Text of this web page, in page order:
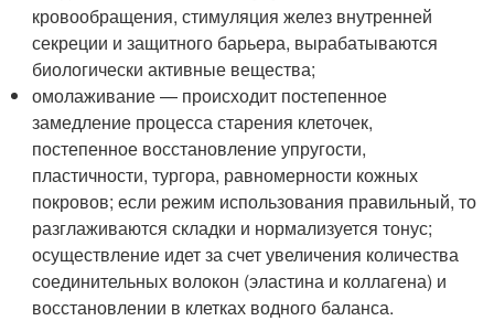
кровообращения, стимуляция желез внутренней
секреции и защитного барьера, вырабатываются
биологически активные вещества;
омолаживание — происходит постепенное
замедление процесса старения клеточек,
постепенное восстановление упругости,
пластичности, тургора, равномерности кожных
покровов; если режим использования правильный, то
разглаживаются складки и нормализуется тонус;
осуществление идет за счет увеличения количества
соединительных волокон (эластина и коллагена) и
восстановлении в клетках водного баланса.